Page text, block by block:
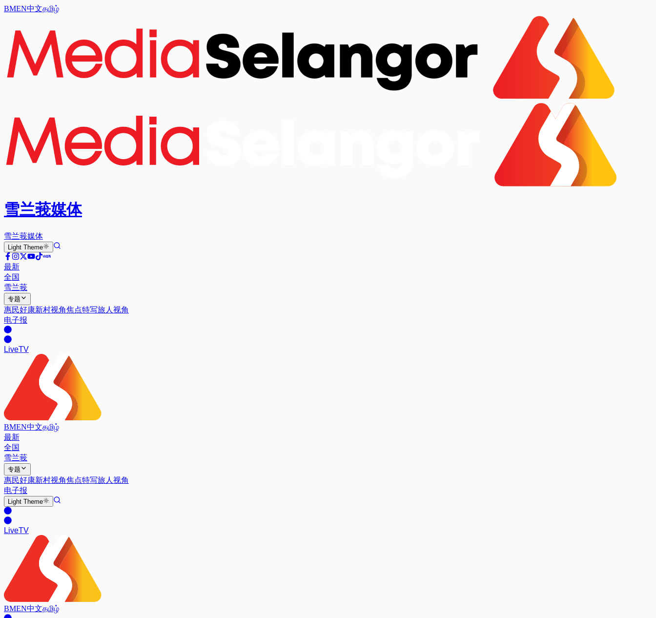
BMEN中文தமிழ்
雪兰莪媒体
雪兰莪媒体
Light Theme
最新
全国
雪兰莪
专题
惠民好康新村视角焦点特写旅人视角
电子报
LiveTV
BMEN中文தமிழ்
最新
全国
雪兰莪
专题
惠民好康新村视角焦点特写旅人视角
电子报
Light Theme
LiveTV
BMEN中文தமிழ்